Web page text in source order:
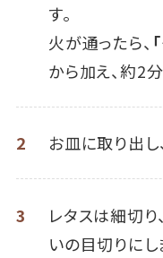
す。
火が通ったら、
から加え、約2
2 お皿に取り出し
3
レタスは細切り
いの目切りにし